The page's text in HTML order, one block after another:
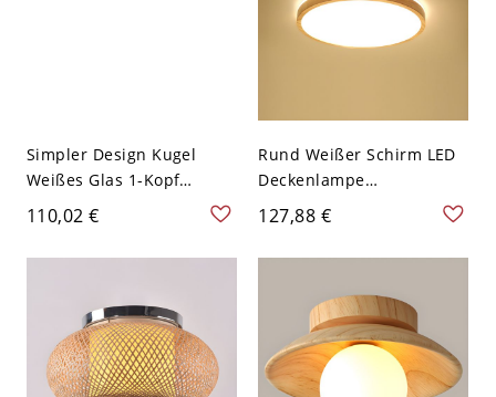
Simpler Design Kugel
Weißes Glas 1-Kopf
Halbdeckenlampe
Bauschreiner Stil
Holzfarbe Baldachin
110V-120V 15,24 cm
110,02 €
Rund Weißer Schirm LED
Deckenlampe
Bauschreiner Stil
Holzfarbe Gehäuse 1-Licht
Deckenleuchte - Holz
Weißlicht
127,88 €